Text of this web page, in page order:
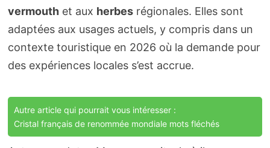
vermouthet aux herbesrégionales. Elles sont
adaptées aux usages actuels, y compris dans un
contexte touristique en 2026 où la demande pour
des expériences locales s’est accrue.
Autre article qui pourrait vous intéresser :
Cristal français de renommée mondiale mots fléchés